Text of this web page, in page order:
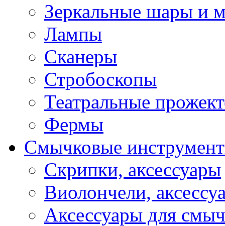
Зеркальные шары и
Лампы
Сканеры
Стробоскопы
Театральные
Фермы
Смычковые
Скрипки, аксессуары
Виолончели,
Аксессуары для